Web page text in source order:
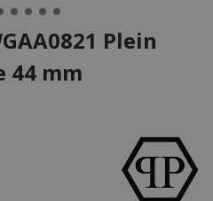
Plein
44 mm